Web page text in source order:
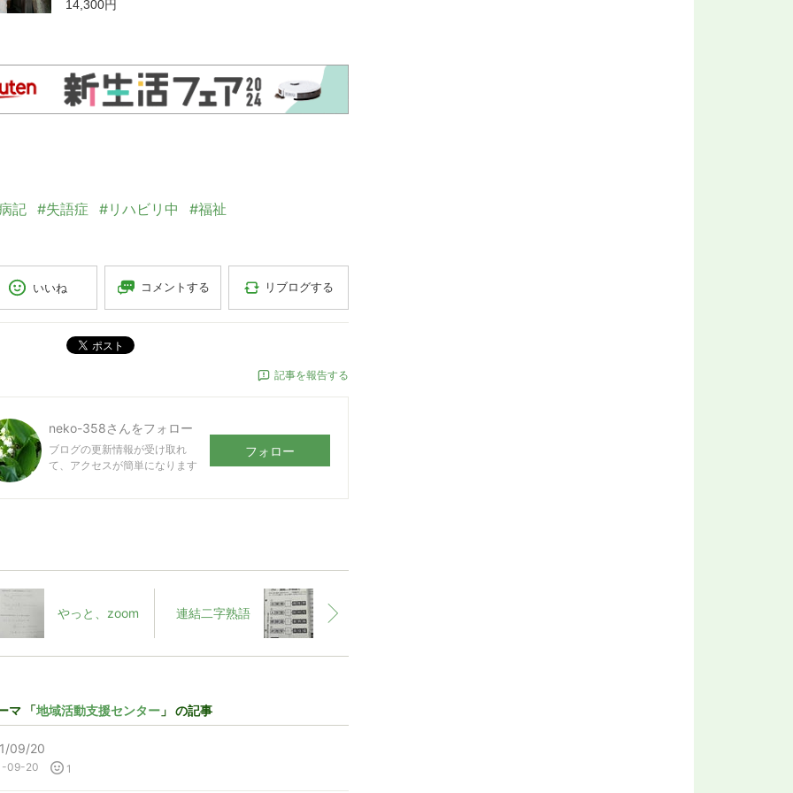
14,300円
記 #失語症 #リハビリ中 #福祉
いいね コメントする リブログする
ポスト
記事を報告する
neko-358さんをフォロー
ブログの更新情報が受け取れ
て、アクセスが簡単になります
フォロー
やっと、zoom 連結二字熟語
マ 「地域活動支援センター 」 の記事
09/20
09-20 1